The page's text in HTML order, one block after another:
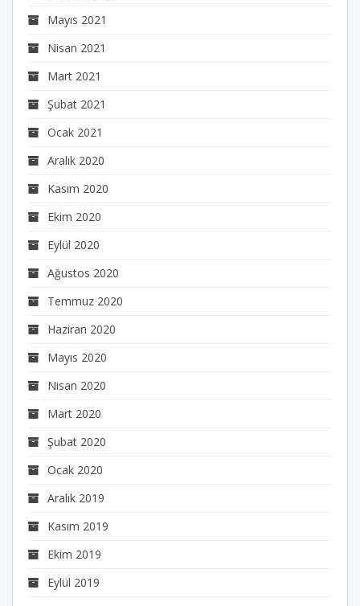
Mayıs 2021
Nisan 2021
Mart 2021
Şubat 2021
Ocak 2021
Aralık 2020
Kasım 2020
Ekim 2020
Eylül 2020
Ağustos 2020
Temmuz 2020
Haziran 2020
Mayıs 2020
Nisan 2020
Mart 2020
Şubat 2020
Ocak 2020
Aralık 2019
Kasım 2019
Ekim 2019
Eylül 2019